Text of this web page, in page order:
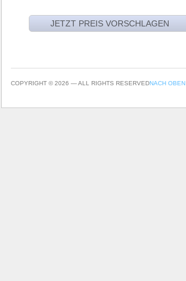
COPYRIGHT © 2026 — ALL RIGHTS RESERVEDNACH OBEN